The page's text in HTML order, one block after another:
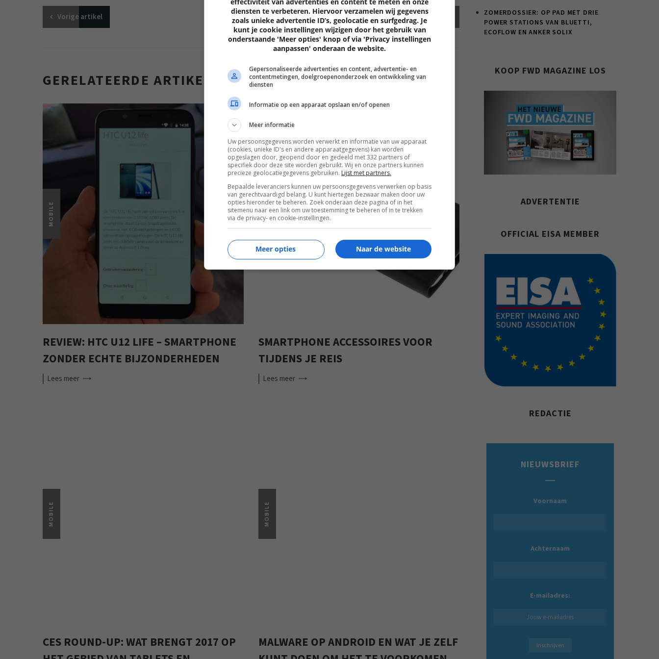
Vorigeartikel Volgendeartikel
GERELATEERDE ARTIKELEN
MOBILE
REVIEW: HTC U12 LIFE – SMARTPHONE
ZONDER ECHTE BIJZONDERHEDEN
Lees meer
MOBILE
SMARTPHONE ACCESSOIRES VOOR
TIJDENS JE REIS
Lees meer
MOBILE
CES ROUND-UP: WAT BRENGT 2017 OP
MOBILE
MALWARE OP ANDROID EN WAT JE ZELF
ZOMERDOSSIER: OP PAD MET DRIE
POWER STATIONS VAN BLUETTI,
ECOFLOW EN ANKER SOLIX
KOOP FWD MAGAZINE LOS
ADVERTENTIE
OFFICIAL EISA MEMBER
REDACTIE
NIEUWSBRIEF
Voornaam
Achternaam
E-mailadres:
diensten te verbeteren. Hiervoor verzamelen wij gegevens
zoals unieke advertentie ID’s, geolocatie en surfgedrag. Je
kunt je cookie instellingen wijzigen door het gebruik van
onderstaande 'Meer opties' knop of via 'Privacy instellingen
aanpassen' onderaan de website.
Gepersonaliseerde advertenties en content, advertentie- en
contentmetingen, doelgroepenonderzoek en ontwikkeling van
diensten
Informatie op een apparaat opslaan en/of openen
Meer informatie
Uw persoonsgegevens worden verwerkt en informatie van uw apparaat
(cookies, unieke ID's en andere apparaatgegevens) kan worden
opgeslagen door, geopend door en gedeeld met 332 partners of
specifiek door deze site worden gebruikt. Wij en onze partners kunnen
precieze geolocatiegegevens gebruiken. Lijst met partners.
Bepaalde leveranciers kunnen uw persoonsgegevens verwerken op basis
van gerechtvaardigd belang. U kunt hiertegen bezwaar maken door uw
opties hieronder te beheren. Zoek onderaan deze pagina of in het
sitemenu naar een link om uw toestemming te beheren of in te trekken
via de privacy- en cookie-instellingen.
Naar de website
Meer opties